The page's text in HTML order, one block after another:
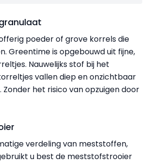
poeder of grove korrels die
Greentime is opgebouwd uit fijne,
Nauwelijks stof bij het
vallen diep en onzichtbaar
Zonder het risico van opzuigen door
verdeling van meststoffen,
u best de meststofstrooier